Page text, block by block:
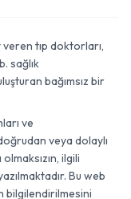
tıp doktorları,
sağlık
bağımsız bir
ve
veya dolaylı
ilgili
Bu web
bilgilendirilmesini